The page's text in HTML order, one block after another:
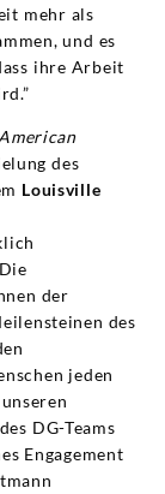
mehr als
und es
ihre Arbeit
des
Louisville
der
des
jeden
DG-Teams
Engagement